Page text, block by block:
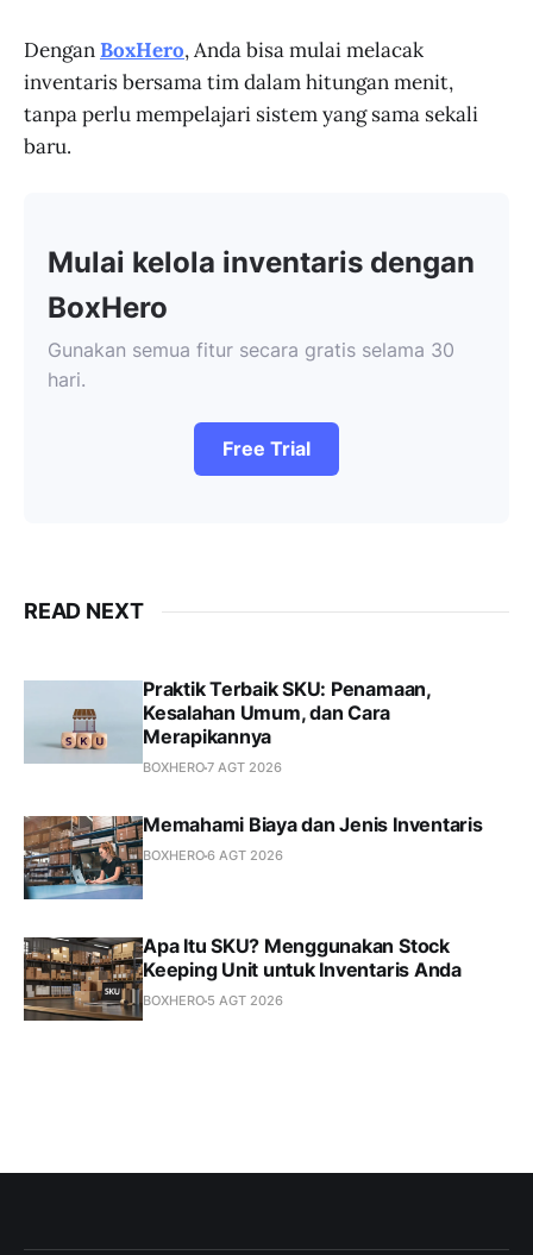
DenganBoxHero, Anda bisa mulai melacak
inventaris bersama tim dalam hitungan menit,
tanpa perlu mempelajari sistem yang sama sekali
baru.
Mulai kelola inventaris dengan
BoxHero
Gunakan semua fitur secara gratis selama 30
hari.
Free Trial
READ NEXT
Praktik Terbaik SKU: Penamaan,
Kesalahan Umum, dan Cara
Merapikannya
BOXHERO7 AGT 2026
Memahami Biaya dan Jenis Inventaris
BOXHERO6 AGT 2026
Apa Itu SKU? Menggunakan Stock
Keeping Unit untuk Inventaris Anda
BOXHERO 5 AGT 2026